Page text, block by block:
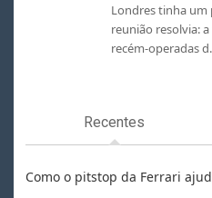
Londres tinha
reunião resolvia:
recém-operadas
Recentes
Como o pitstop da Ferrari